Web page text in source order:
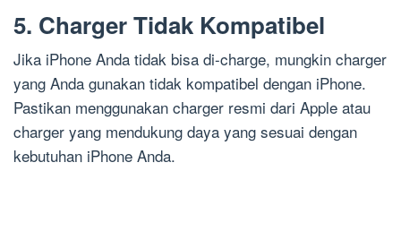
5. Charger Tidak Kompatibel
Jika iPhone Anda tidak bisa di-charge, mungkin charger
yang Anda gunakan tidak kompatibel dengan iPhone.
Pastikan menggunakan charger resmi dari Apple atau
charger yang mendukung daya yang sesuai dengan
kebutuhan iPhone Anda.